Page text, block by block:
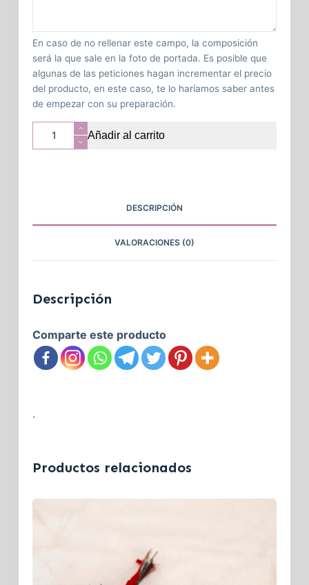
En caso de no rellenar este campo, la composición
será la que sale en la foto de portada. Es posible que
algunas de las peticiones hagan incrementar el precio
del producto, en este caso, te lo haríamos saber antes
de empezar con su preparación.
Añadir al carrito
DESCRIPCIÓN
VALORACIONES (0)
Descripción
Comparte este producto
.
Productos relacionados